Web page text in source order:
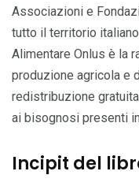
Associazioni e
tutto il territorio
Alimentare Onlus è la
produzione agricola e
redistribuzione
ai bisognosi presenti
Incipit del